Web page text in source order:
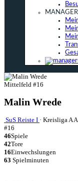
Mittelfeld #16
Malin Wrede
SuS Reiste I · Kreisliga A
#16
46Spiele
42Tore
16Einwechslungen
63 Spielminuten